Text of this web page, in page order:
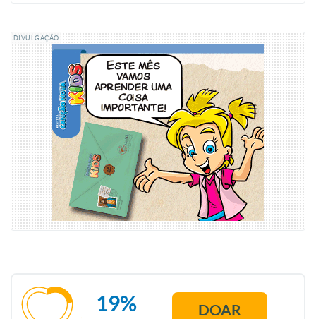
DIVULGAÇÃO
19% DOAR